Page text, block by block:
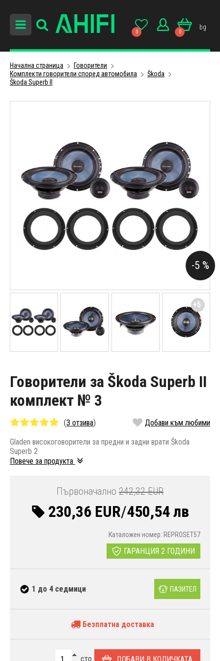
0 0
bg
Начална страница
Говорители
Комплекти говорители според автомобила
Škoda
Škoda Superb II
Говорители за Škoda Superb II
комплект № 3
(3 отзива) Добави към любими
Gladen високоговорители за предни и задни врати Škoda
Superb 2
Повече за продукта
Първоначално 242,32 EUR
230,36 EUR/450,54 лв
Каталожен номер: REPROSET57
ГАРАНЦИЯ 2 ГОДИНИ
1 до 4 седмици ПАЗИТЕЛ
Безплатна доставка
сто
-5 %
+5